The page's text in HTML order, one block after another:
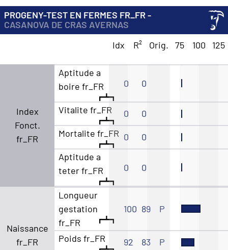
PROGENY-TEST EN FERMES FR_FR -
CASANOVA DE CRAS AVERNAS
Idx
R² Orig. 75 100 125
Index
Fonct.
fr_FR
Aptitude a
boire fr_FR
0 0
Vitalite fr_FR 0
0
Mortalite fr_FR 0
0
Aptitude a
teter fr_FR
0 0
Naissance
fr_FR
Longueur
gestation
fr_FR
100 89 P
Poids fr_FR 92 83
P